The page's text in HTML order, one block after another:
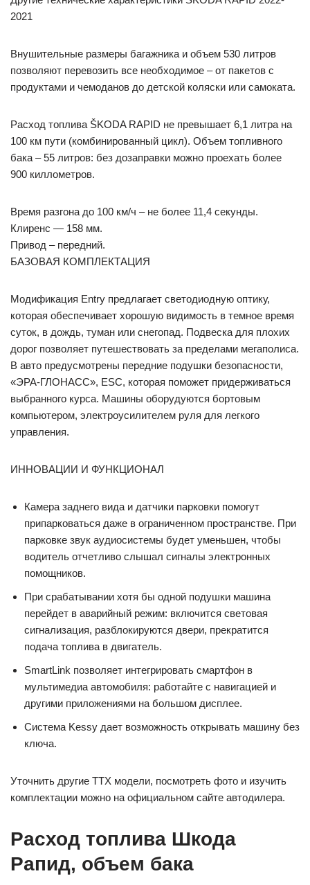
2021
Внушительные размеры багажника и объем 530 литров
позволяют перевозить все необходимое – от пакетов с
продуктами и чемоданов до детской коляски или самоката.
Расход топлива ŠKODA RAPID не превышает 6,1 литра на
100 км пути (комбинированный цикл). Объем топливного
бака – 55 литров: без дозаправки можно проехать более
900 киллометров.
Время разгона до 100 км/ч – не более 11,4 секунды.
Клиренс — 158 мм.
Привод – передний.
БАЗОВАЯ КОМПЛЕКТАЦИЯ
Модификация Entry предлагает светодиодную оптику,
которая обеспечивает хорошую видимость в темное время
суток, в дождь, туман или снегопад. Подвеска для плохих
дорог позволяет путешествовать за пределами мегаполиса.
В авто предусмотрены передние подушки безопасности,
«ЭРА-ГЛОНАСС», ESC, которая поможет придерживаться
выбранного курса. Машины оборудуются бортовым
компьютером, электроусилителем руля для легкого
управления.
ИННОВАЦИИ И ФУНКЦИОНАЛ
Камера заднего вида и датчики парковки помогут
припарковаться даже в ограниченном пространстве. При
парковке звук аудиосистемы будет уменьшен, чтобы
водитель отчетливо слышал сигналы электронных
помощников.
При срабатывании хотя бы одной подушки машина
перейдет в аварийный режим: включится световая
сигнализация, разблокируются двери, прекратится
подача топлива в двигатель.
SmartLink позволяет интегрировать смартфон в
мультимедиа автомобиля: работайте с навигацией и
другими приложениями на большом дисплее.
Система Kessy дает возможность открывать машину без
ключа.
Уточнить другие ТТХ модели, посмотреть фото и изучить
комплектации можно на официальном сайте автодилера.
Расход топлива Шкода
Рапид, объем бака